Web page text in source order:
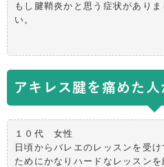
もし腱鞘炎かと思う症状があり
い。
アキレス腱を痛めた人
１０代 女性
日頃からバレエのレッスンを受
ためにかなりハードなレッスンを